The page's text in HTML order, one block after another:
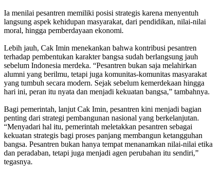
Ia menilai pesantren memiliki posisi strategis karena menyentuh
langsung aspek kehidupan masyarakat, dari pendidikan, nilai-nilai
moral, hingga pemberdayaan ekonomi.
Lebih jauh, Cak Imin menekankan bahwa kontribusi pesantren
terhadap pembentukan karakter bangsa sudah berlangsung jauh
sebelum Indonesia merdeka. “Pesantren bukan saja melahirkan
alumni yang berilmu, tetapi juga komunitas-komunitas masyarakat
yang tumbuh secara modern. Sejak sebelum kemerdekaan hingga
hari ini, peran itu nyata dan menjadi kekuatan bangsa,” tambahnya.
Bagi pemerintah, lanjut Cak Imin, pesantren kini menjadi bagian
penting dari strategi pembangunan nasional yang berkelanjutan.
“Menyadari hal itu, pemerintah meletakkan pesantren sebagai
kekuatan strategis bagi proses panjang membangun ketangguhan
bangsa. Pesantren bukan hanya tempat menanamkan nilai-nilai etika
dan peradaban, tetapi juga menjadi agen perubahan itu sendiri,”
tegasnya.